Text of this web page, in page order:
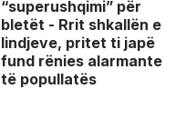
“superushqimi” për
bletët - Rrit shkallën e
lindjeve, pritet ti japë
fund rënies alarmante
të popullatës